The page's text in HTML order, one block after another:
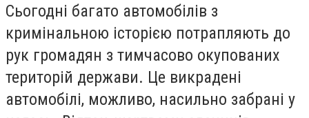
Сьогодні багато автомобілів з
кримінальною історією потрапляють до
рук громадян з тимчасово окупованих
територій держави. Це викрадені
автомобілі, можливо, насильно забрані у